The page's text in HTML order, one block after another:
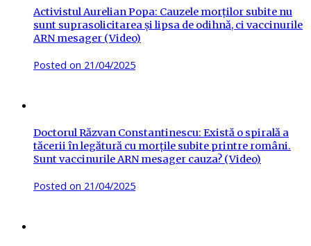
Activistul Aurelian Popa: Cauzele morților subite nu
sunt suprasolicitarea și lipsa de odihnă, ci vaccinurile
ARN mesager (Video)
Posted on 21/04/2025
Doctorul Răzvan Constantinescu: Există o spirală a
tăcerii în legătură cu morțile subite printre români.
Sunt vaccinurile ARN mesager cauza? (Video)
Posted on 21/04/2025